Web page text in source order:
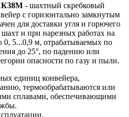
- шахтный скребковый
с горизонтально замкнутым
для доставки угля и горючего
и при нарезных работах на
5...0,9 м, отрабатываемых по
до 25°, по падению или
опасноcти по газу и пыли.
единиц конвейера,
термообрабатываются или
сплавами, обеспечивающими